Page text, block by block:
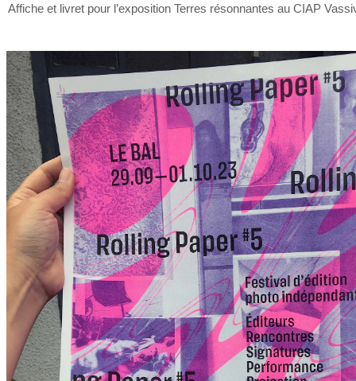
Affiche et livret pour l’exposition Terres résonnantes au CIAP